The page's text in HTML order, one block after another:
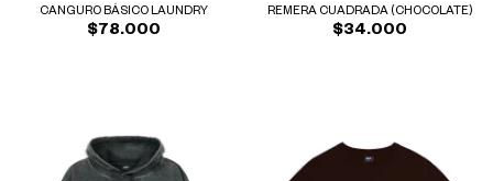
CANGURO BÁSICO LAUNDRY
$78.000
REMERA CUADRADA (CHOCOLATE)
$34.000